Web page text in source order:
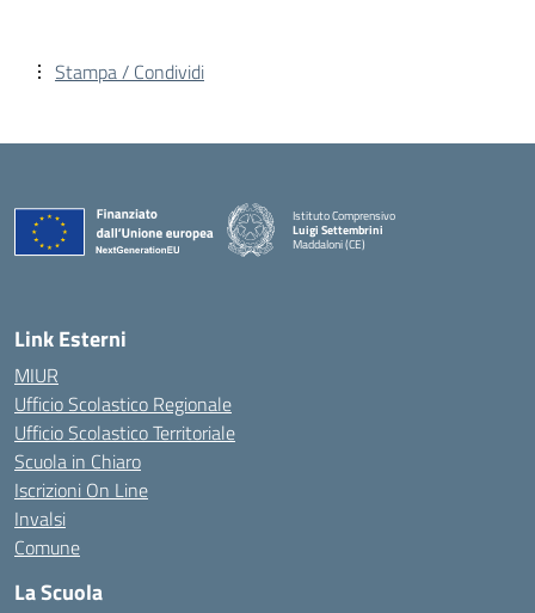
Stampa / Condividi
Istituto Comprensivo
Luigi Settembrini
Maddaloni (CE)
Link Esterni
MIUR
Ufficio Scolastico Regionale
Ufficio Scolastico Territoriale
Scuola in Chiaro
Iscrizioni On Line
Invalsi
Comune
La Scuola